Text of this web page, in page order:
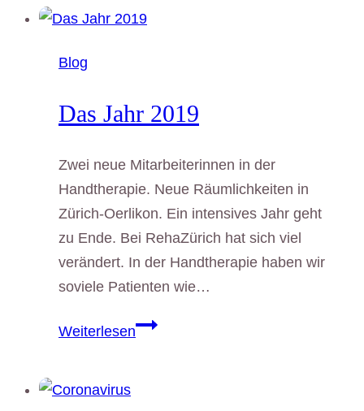
Blog
Das Jahr 2019
Zwei neue Mitarbeiterinnen in der
Handtherapie. Neue Räumlichkeiten in
Zürich-Oerlikon. Ein intensives Jahr geht
zu Ende. Bei RehaZürich hat sich viel
verändert. In der Handtherapie haben wir
soviele Patienten wie…
WeiterlesenDas